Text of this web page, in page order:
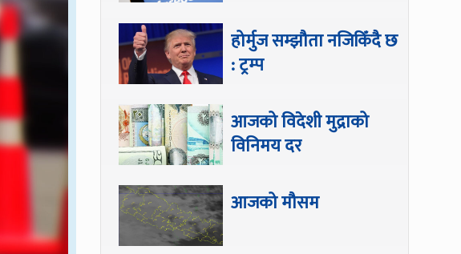
होर्मुज सम्झौता नजिकिँदै छ
: ट्रम्प
आजको विदेशी मुद्राको
विनिमय दर
आजको मौसम